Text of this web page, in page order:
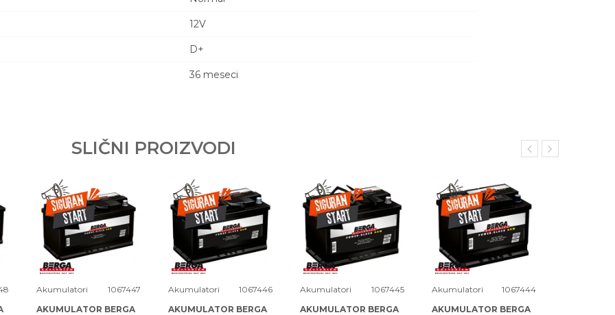
12V
D+
36 meseci
kupaca po osnovu zakona o zaštiti
SLIČNI PROIZVODI
Akumulatori
1067447
AKUMULATOR BERGA
Akumulatori
1067446
AKUMULATOR BERGA
Akumulatori
1067445
AKUMULATOR BERGA
Akumulatori
1067444
AKUMULATOR BERGA